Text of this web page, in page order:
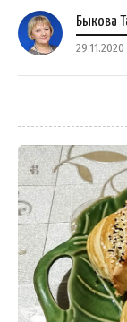
Быкова
29.11.2020